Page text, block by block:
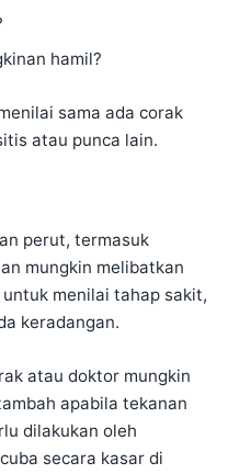
hamil?
sama ada corak
atau punca lain.
perut, termasuk
mungkin melibatkan
menilai tahap sakit,
keradangan.
atau doktor mungkin
apabila tekanan
dilakukan oleh
secara kasar di